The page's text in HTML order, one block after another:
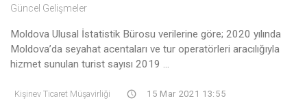
Güncel Gelişmeler
Moldova Ulusal İstatistik Bürosu verilerine göre; 2020 yılında
Moldova’da seyahat acentaları ve tur operatörleri aracılığıyla
hizmet sunulan turist sayısı 2019 ...
Kişinev Ticaret Müşavirliği 15 Mar 2021 13:55